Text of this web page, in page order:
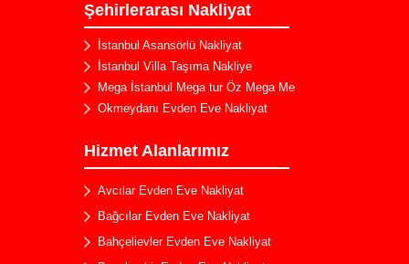
Şehirlerarası Nakliyat
İstanbul Asansörlü Nakliyat
İstanbul Villa Taşıma Nakliye
Mega İstanbul Mega tur Öz Mega Me
Okmeydanı Evden Eve Nakliyat
Hizmet Alanlarımız
Bahçeşehir Evden Eve Nakliyat
Kuleli Evden Eve Nakliyat
Kartal Evden Eve Nakliyat
Silivri Evden Eve Nakliyat
Zümrütevler Evden Eve Nakliyat
Avcılar Evden Eve Nakliyat
Bağcılar Evden Eve Nakliyat
Bahçelievler Evden Eve Nakliyat